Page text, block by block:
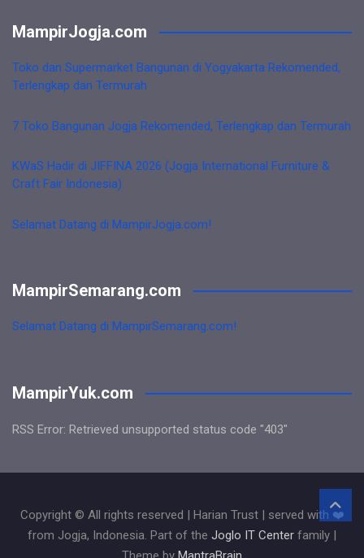
MampirJogja.com
Toko dan Supermarket Bangunan di Yogyakarta Rekomended,
Terlengkap dan Termurah
7 Toko Bangunan Jogja Rekomended, Terlengkap dan Termurah
KWaS Hadir di JIFFINA 2026 (Jogja International Furniture &
Craft Fair Indonesia)
Selamat Datang di MampirJogja.com!
MampirSemarang.com
Selamat Datang di MampirSemarang.com!
MampirYuk.com
RSS Error: Retrieved unsupported status code "403"
Copyright © All rights reserved | Harian Trust | served with ❤️
from Jogja, Indonesia. Part of the Joglo IT Center family |